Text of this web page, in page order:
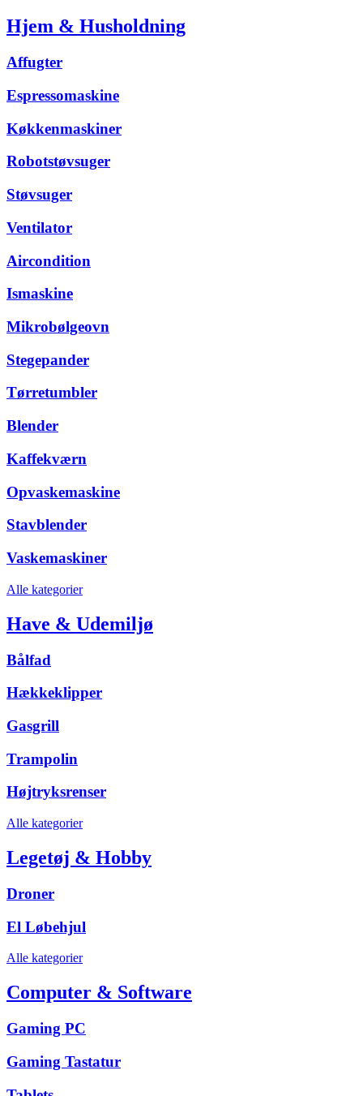
Hjem & Husholdning
Affugter
Espressomaskine
Køkkenmaskiner
Robotstøvsuger
Støvsuger
Ventilator
Aircondition
Ismaskine
Mikrobølgeovn
Stegepander
Tørretumbler
Blender
Kaffekværn
Opvaskemaskine
Stavblender
Vaskemaskiner
Alle kategorier
Have & Udemiljø
Bålfad
Hækkeklipper
Gasgrill
Trampolin
Højtryksrenser
Alle kategorier
Legetøj & Hobby
Droner
El Løbehjul
Alle kategorier
Computer & Software
Gaming PC
Gaming Tastatur